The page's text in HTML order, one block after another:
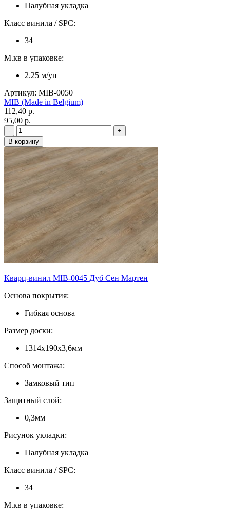
Палубная укладка
Класс винила / SPC:
34
М.кв в упаковке:
2.25 м/уп
Артикул: MIB-0050
MIB (Made in Belgium)
112,40 p.
95,00 p.
Кварц-винил MIB-0045 Дуб Сен Мартен
Основа покрытия:
Гибкая основа
Размер доски:
1314х190х3,6мм
Способ монтажа:
Замковый тип
Защитный слой:
0,3мм
Рисунок укладки:
Палубная укладка
Класс винила / SPC:
34
М.кв в упаковке: